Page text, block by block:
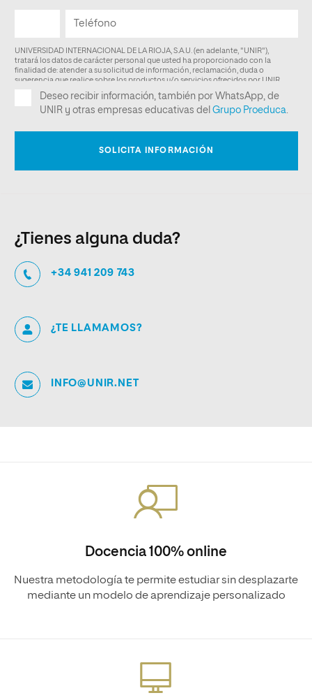
¿Tienes alguna duda?
+34 941 209 743
¿TE LLAMAMOS?
INFO@UNIR.NET
Docencia 100% online
Nuestra metodología te permite estudiar sin desplazarte
mediante un modelo de aprendizaje personalizado